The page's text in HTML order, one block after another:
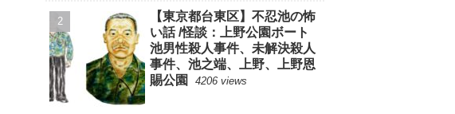
【東京都台東区】不忍池の怖
い話 /怪談：上野公園ボート
池男性殺人事件、未解決殺人
事件、池之端、上野、上野恩
賜公園
4206 views